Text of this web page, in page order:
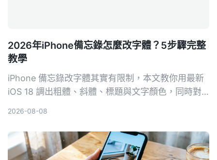
2026年iPhone備忘錄怎麼改字體？5步驟完整
教學
iPhone 備忘錄改字體其實有限制，本文教你用最新
iOS 18 調出粗體、斜體、標題與文字顏色，同時對
2026-08-08